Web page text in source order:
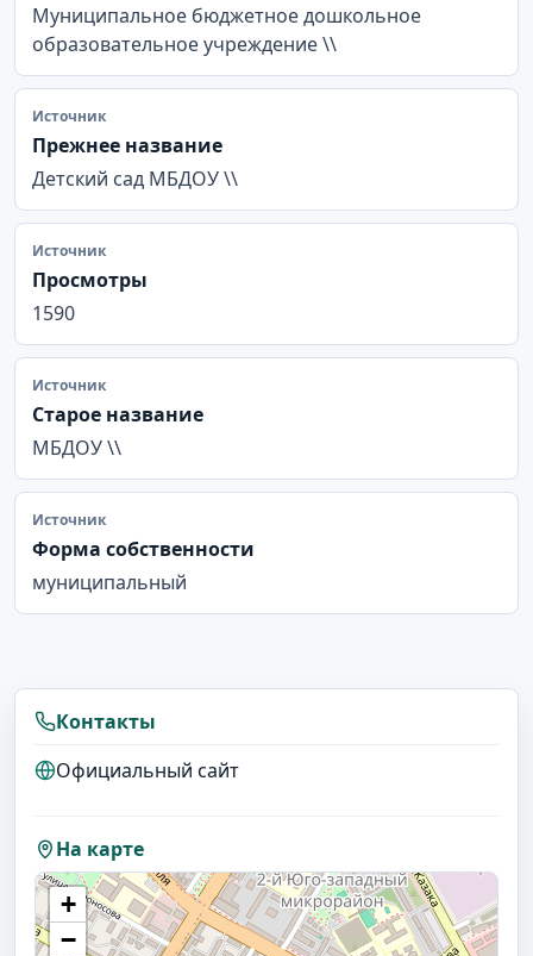
Муниципальное бюджетное дошкольное
образовательное учреждение \\
Источник
Прежнее название
Детский сад МБДОУ \\
Источник
Просмотры
1590
Источник
Старое название
МБДОУ \\
Источник
Форма собственности
муниципальный
Контакты
Официальный сайт
На карте
+
−